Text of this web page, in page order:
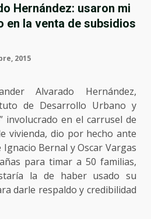
Hernández: usaron mi
en la venta de subsidios
2015
Alvarado Hernández,
de Desarrollo Urbano y
involucrado en el carrusel de
vivienda, dio por hecho ante
Bernal y Oscar Vargas
para timar a 50 familias,
la de haber usado su
darle respaldo y credibilidad